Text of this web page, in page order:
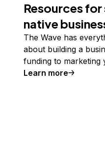
Resources
native
The Wave has
about building a
funding to marketing
Learn more